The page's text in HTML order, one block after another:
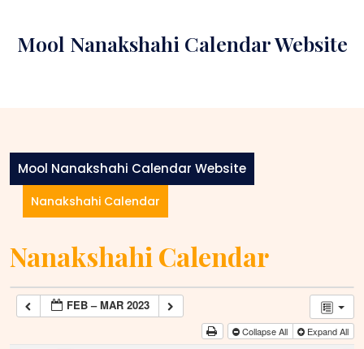
contentMool Nanakshahi Calendar Website
Mool Nanakshahi Calendar Website
Nanakshahi Calendar
Nanakshahi Calendar
FEB – MAR 2023
Collapse All Expand All